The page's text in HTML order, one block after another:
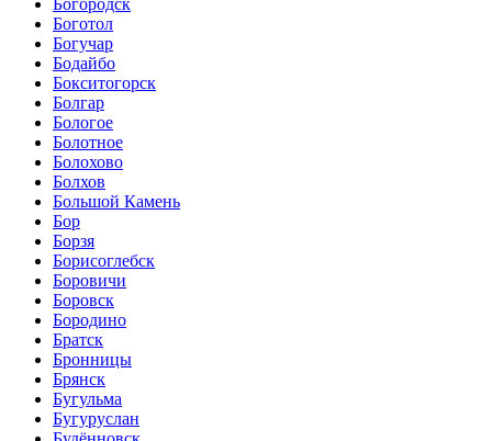
Боготол
Богучар
Бодайбо
Бокситогорск
Болгар
Бологое
Болотное
Болохово
Болхов
Большой Камень
Бор
Борзя
Борисоглебск
Боровичи
Боровск
Бородино
Братск
Бронницы
Брянск
Бугульма
Бугуруслан